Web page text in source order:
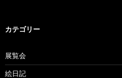
カテゴリー
展覧会
絵日記